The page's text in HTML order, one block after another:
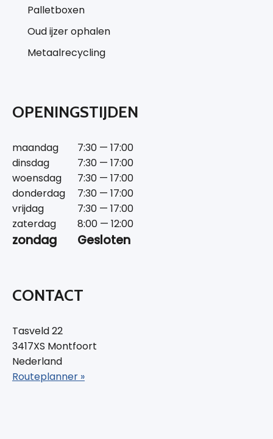
Palletboxen
Oud ijzer ophalen
Metaalrecycling
OPENINGSTIJDEN
maandag
7:30 — 17:00
dinsdag
7:30 — 17:00
woensdag
7:30 — 17:00
donderdag
7:30 — 17:00
vrijdag
7:30 — 17:00
zaterdag
8:00 — 12:00
zondag Gesloten
CONTACT
Tasveld 22
3417XS Montfoort
Nederland
Routeplanner »